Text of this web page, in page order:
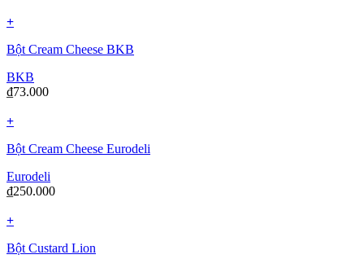
+
Bột Cream Cheese BKB
BKB
₫73.000
+
Bột Cream Cheese Eurodeli
Eurodeli
₫250.000
+
Bột Custard Lion